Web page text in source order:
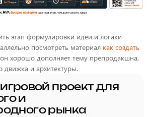
этап формулировки идеи и логики
посмотреть материал как создать
хорошо дополняет тему препродакшна,
движка и архитектуры.
проект для
и
рынка